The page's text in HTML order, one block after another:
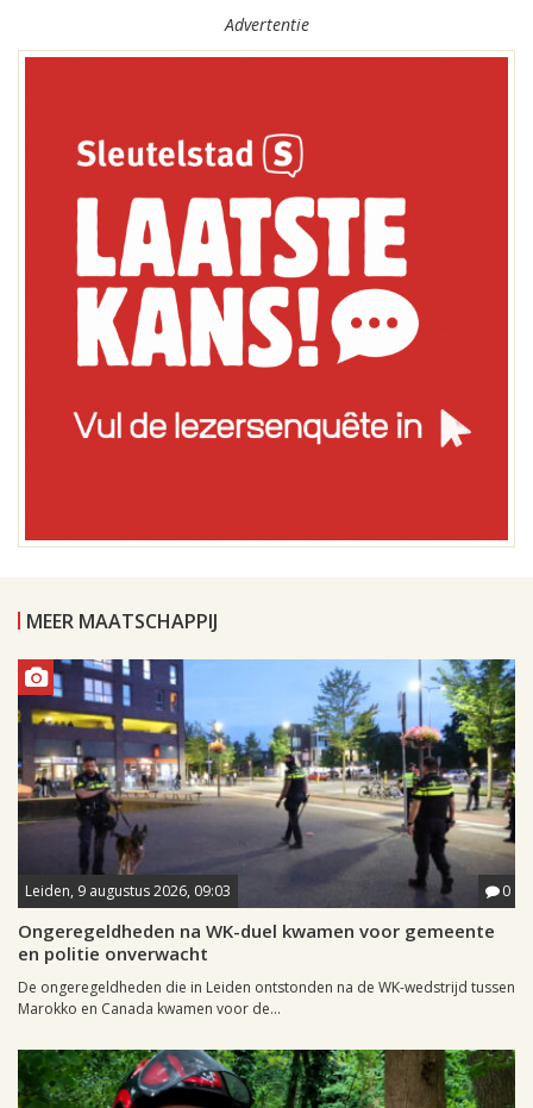
Advertentie
MEER MAATSCHAPPIJ
Leiden, 9 augustus 2026, 09:03 0
Ongeregeldheden na WK-duel kwamen voor gemeente
en politie onverwacht
De ongeregeldheden die in Leiden ontstonden na de WK-wedstrijd tussen
Marokko en Canada kwamen voor de...